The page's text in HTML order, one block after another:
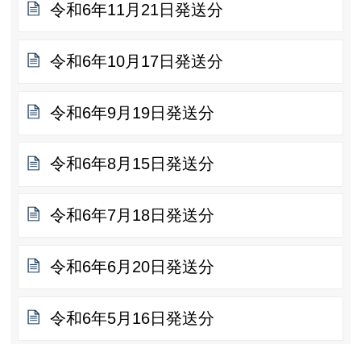
令和6年11月21日発送分
令和6年10月17日発送分
令和6年9月19日発送分
令和6年8月15日発送分
令和6年7月18日発送分
令和6年6月20日発送分
令和6年5月16日発送分